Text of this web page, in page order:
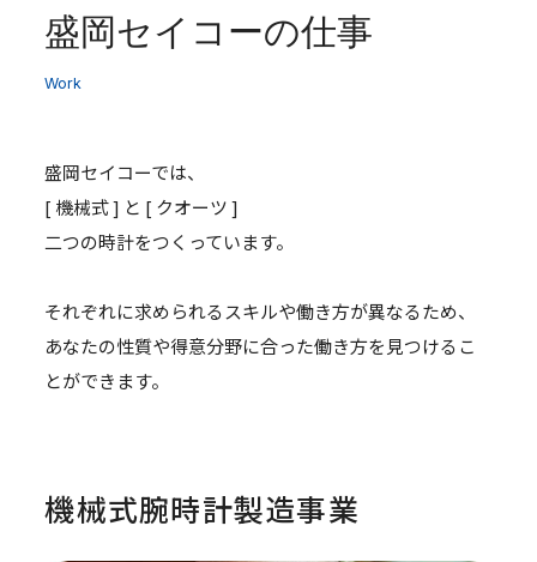
盛岡セイコーの仕事
Work
盛岡セイコーでは、
[ 機械式 ] と [ クオーツ ]
二つの時計をつくっています。
それぞれに求められるスキルや働き方が異なるため、
あなたの性質や得意分野に合った働き方を見つけるこ
とができます。
機械式腕時計製造事業